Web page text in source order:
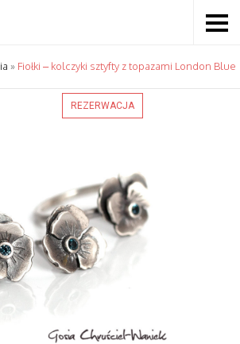
» Fiołki – kolczyki sztyfty z topazami London Blue
REZERWACJA